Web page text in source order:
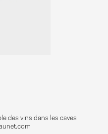
des vins dans les caves